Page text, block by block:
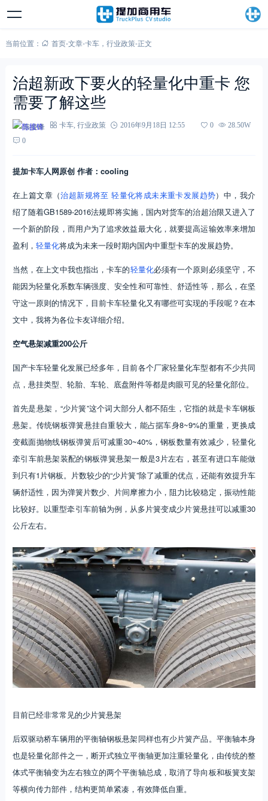
当前位置： 首页-文章-卡车， 行业政策-正文
治超新政下要火的轻量化中重卡 您
需要了解这些
陈接锋 卡车, 行业政策 2016年9月18日 12:55 0
28.50W
0
提加卡车人网原创 作者：cooling
在上篇文章（治超新规将至 轻量化将成未来重卡发展趋势）中，我介
绍了随着GB1589-2016法规即将实施，国内对货车的治超治限又进入了
一个新的阶段，而用户为了追求效益最大化，就要提高运输效率来增加
盈利， 轻量化将成为未来一段时期内国内中重型卡车的发展趋势。
当然，在上文中我也指出，卡车的轻量化必须有一个原则必须坚守，不
能因为轻量化系数车辆强度、安全性和可靠性、舒适性等，那么，在坚
守这一原则的情况下，目前卡车轻量化又有哪些可实现的手段呢？在本
文中，我将为各位卡友详细介绍。
空气悬架减重200公斤
国产卡车轻量化发展已经多年，目前各个厂家轻量化车型都有不少共同
点，悬挂类型、轮胎、车轮、底盘附件等都是肉眼可见的轻量化部位。
首先是悬架，“少片簧”这个词大部分人都不陌生，它指的就是卡车钢板
悬架。传统钢板弹簧悬挂自重较大，能占据车身8~9%的重量，更换成
变截面抛物线钢板弹簧后可减重30~40%，钢板数量有效减少，轻量化
牵引车前悬架装配的钢板弹簧悬架一般是3片左右，甚至有进口车能做
到只有1片钢板。片数较少的“少片簧”除了减重的优点，还能有效提升车
辆舒适性，因为弹簧片数少、片间摩擦力小，阻力比较稳定，振动性能
比较好。以重型牵引车前轴为例，从多片簧变成少片簧悬挂可以减重30
公斤左右。
目前已经非常常见的少片簧悬架
后双驱动桥车辆用的平衡轴钢板悬架同样也有少片簧产品。平衡轴本身
也是轻量化部件之一，断开式独立平衡轴更加注重轻量化，由传统的整
体式平衡轴变为左右独立的两个平衡轴总成，取消了导向板和板簧支架
等横向传力部件，结构更简单紧凑，有效降低自重。